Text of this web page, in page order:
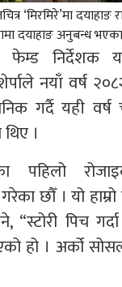
‘मिरमिरे’मा
दयाहाङ अनुबन्ध
फेम्ड निर्देशक
नयाँ वर्ष
गर्दै यही
।
पहिलो
छौँ । यो हाम्रो
“स्टोरी पिच
हो । अर्को सोसल